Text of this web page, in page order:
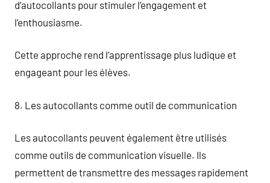
d’autocollants pour stimuler l’engagement et
l’enthousiasme.
Cette approche rend l’apprentissage plus ludique et
engageant pour les élèves.
8. Les autocollants comme outil de communication
Les autocollants peuvent également être utilisés
comme outils de communication visuelle. Ils
permettent de transmettre des messages rapidement